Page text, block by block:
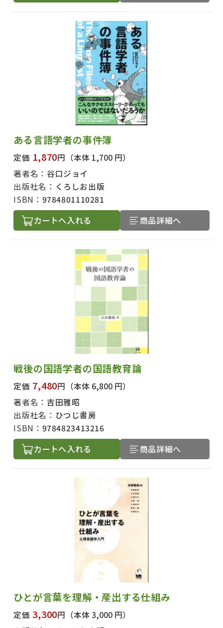
ある言語学者の事件簿
定価 1,870円 （本体 1,700 円）
著者名： 谷口ジョイ
出版社名： くろしお出版
ISBN： 9784801110281
カートへ入れる 商品詳細へ
戦後の国語学者の国語教育論
定価 7,480円 （本体 6,800 円）
著者名： 吉田雅昭
出版社名： ひつじ書房
ISBN： 9784823413216
カートへ入れる 商品詳細へ
ひとが言葉を理解・産出する仕組み
定価 3,300円 （本体 3,000 円）